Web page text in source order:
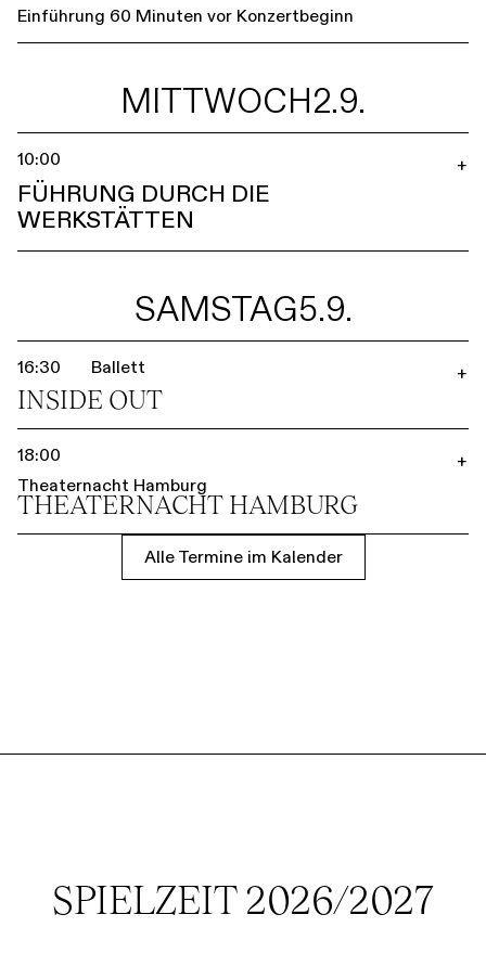
Einführung 60 Minuten vor Konzertbeginn
MITTWOCH2.9.
10:00
FÜHRUNG DURCH DIE
WERKSTÄTTEN
+
SAMSTAG5.9.
16:30 Ballett
INSIDE OUT
+
18:00
Theaternacht Hamburg
THEATER­NACHT HAMBURG
+
Alle Termine im Kalender
SPIELZEIT 2026/2027